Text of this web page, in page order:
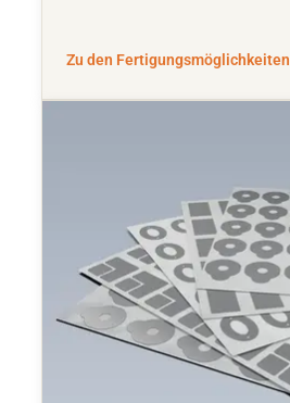
Zu den Fertigungsmöglichkeiten